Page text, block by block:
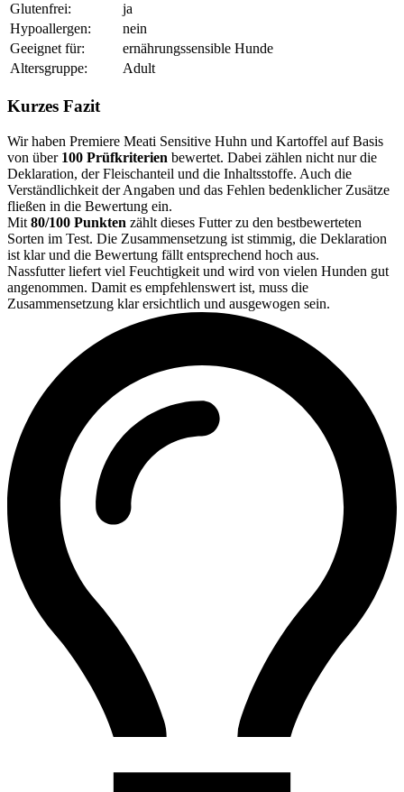
Glutenfrei:
ja
Hypoallergen:
nein
Geeignet für:
ernährungssensible Hunde
Altersgruppe:
Adult
Kurzes Fazit
Wir haben Premiere Meati Sensitive Huhn und Kartoffel auf Basis
von über 100 Prüfkriterien bewertet. Dabei zählen nicht nur die
Deklaration, der Fleischanteil und die Inhaltsstoffe. Auch die
Verständlichkeit der Angaben und das Fehlen bedenklicher Zusätze
fließen in die Bewertung ein.
Mit 80/100 Punkten zählt dieses Futter zu den bestbewerteten
Sorten im Test. Die Zusammensetzung ist stimmig, die Deklaration
ist klar und die Bewertung fällt entsprechend hoch aus.
Nassfutter liefert viel Feuchtigkeit und wird von vielen Hunden gut
angenommen. Damit es empfehlenswert ist, muss die
Zusammensetzung klar ersichtlich und ausgewogen sein.